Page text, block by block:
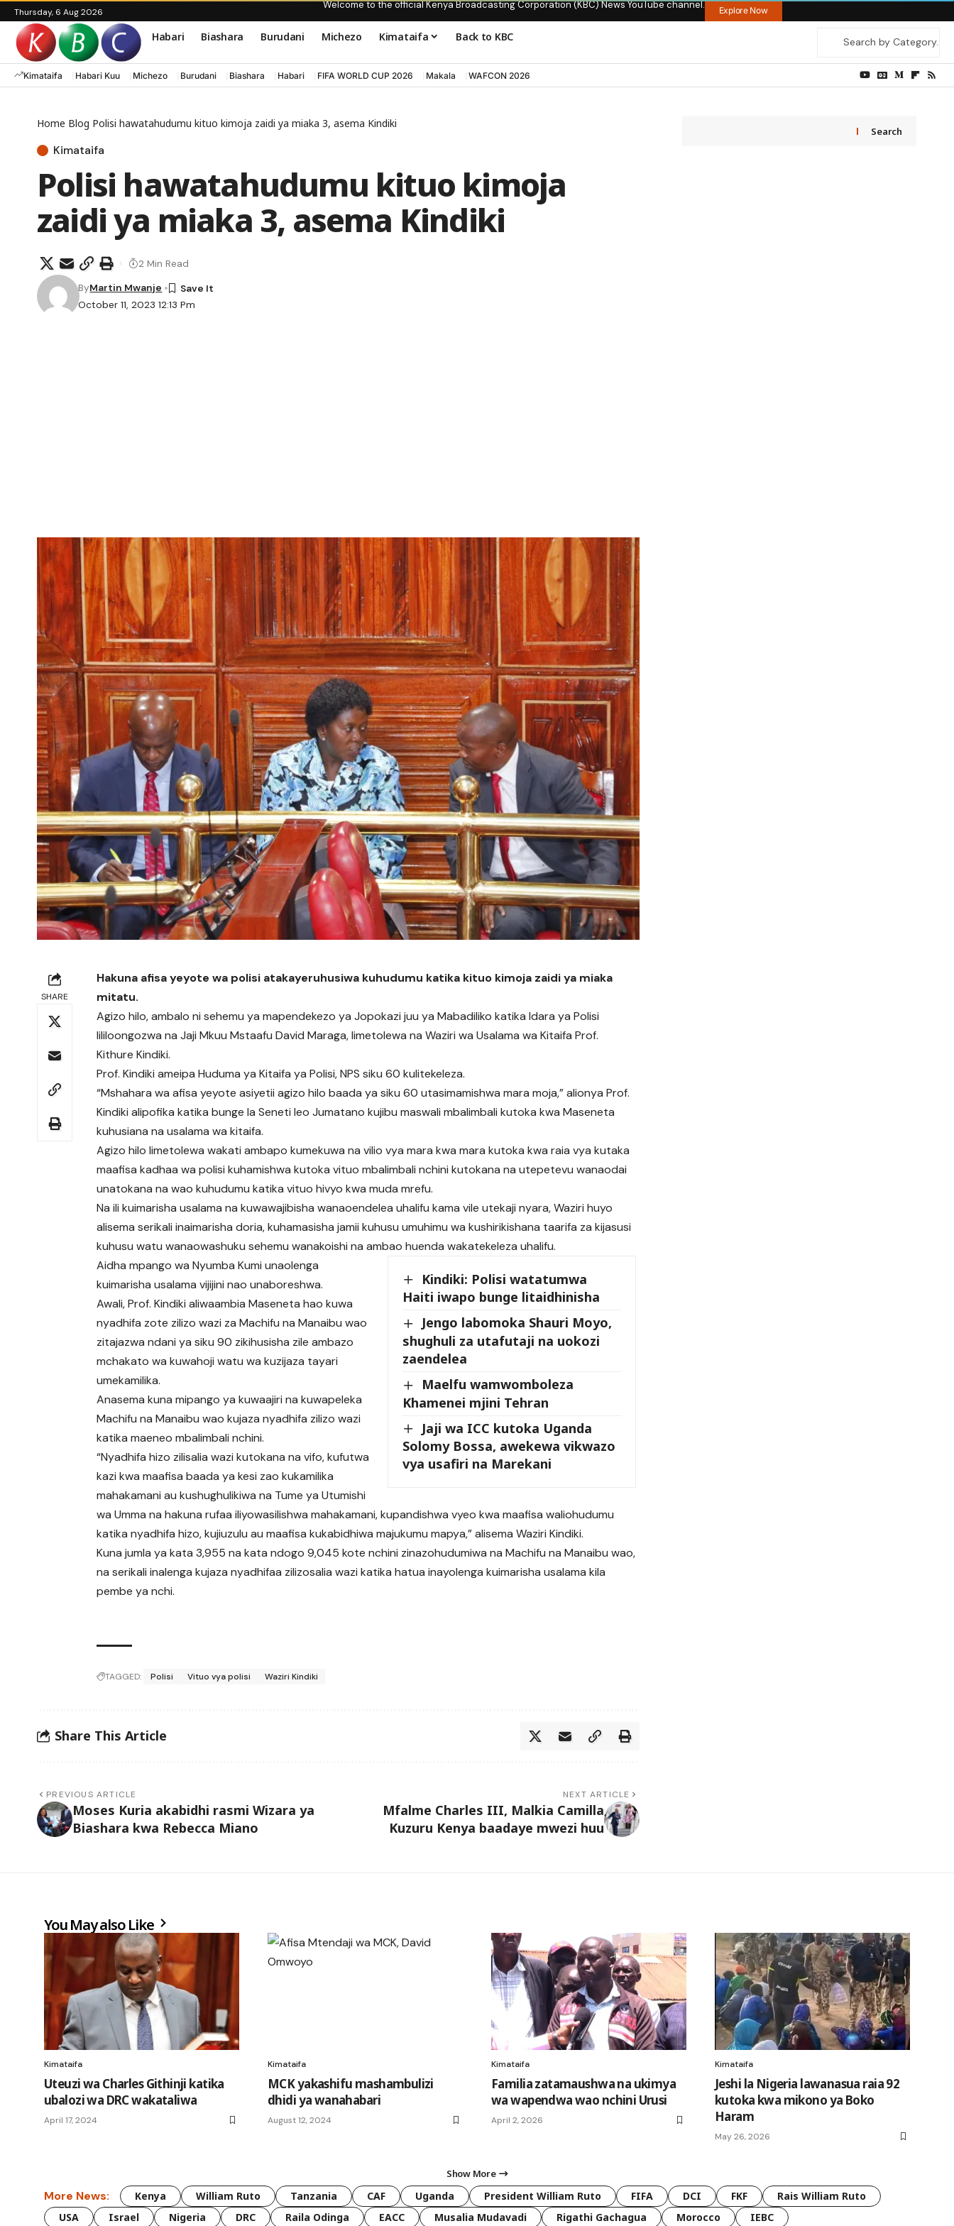
Thursday, 6 Aug 2026
Welcome to the official Kenya Broadcasting Corporation (KBC) News YouTube channel. Explore Now
Habari Biashara Burudani Michezo Kimataifa Back to KBC
Kimataifa Habari Kuu Michezo Burudani Biashara Habari FIFA WORLD CUP 2026 Makala WAFCON 2026
Home Blog Polisi hawatahudumu kituo kimoja zaidi ya miaka 3, asema Kindiki
Kimataifa
Polisi hawatahudumu kituo kimoja
zaidi ya miaka 3, asema Kindiki
October 11, 2023 12:13 Pm
ByMartin Mwanje
2 Min Read
SHARE
Hakuna afisa yeyote wa polisi atakayeruhusiwa kuhudumu katika kituo kimoja zaidi ya miaka
mitatu.
Agizo hilo, ambalo ni sehemu ya mapendekezo ya Jopokazi juu ya Mabadiliko katika Idara ya Polisi
lililoongozwa na Jaji Mkuu Mstaafu David Maraga, limetolewa na Waziri wa Usalama wa Kitaifa Prof.
Kithure Kindiki.
Prof. Kindiki ameipa Huduma ya Kitaifa ya Polisi, NPS siku 60 kulitekeleza.
“Mshahara wa afisa yeyote asiyetii agizo hilo baada ya siku 60 utasimamishwa mara moja,” alionya Prof.
Kindiki alipofika katika bunge la Seneti leo Jumatano kujibu maswali mbalimbali kutoka kwa Maseneta
kuhusiana na usalama wa kitaifa.
Agizo hilo limetolewa wakati ambapo kumekuwa na vilio vya mara kwa mara kutoka kwa raia vya kutaka
maafisa kadhaa wa polisi kuhamishwa kutoka vituo mbalimbali nchini kutokana na utepetevu wanaodai
unatokana na wao kuhudumu katika vituo hivyo kwa muda mrefu.
Na ili kuimarisha usalama na kuwawajibisha wanaoendelea uhalifu kama vile utekaji nyara, Waziri huyo
alisema serikali inaimarisha doria, kuhamasisha jamii kuhusu umuhimu wa kushirikishana taarifa za kijasusi
kuhusu watu wanaowashuku sehemu wanakoishi na ambao huenda wakatekeleza uhalifu.
Kindiki: Polisi watatumwa
Haiti iwapo bunge litaidhinisha
Jengo labomoka Shauri Moyo,
shughuli za utafutaji na uokozi
zaendelea
Maelfu wamwomboleza
Khamenei mjini Tehran
Jaji wa ICC kutoka Uganda
Solomy Bossa, awekewa vikwazo
vya usafiri na Marekani
Aidha mpango wa Nyumba Kumi unaolenga
kuimarisha usalama vijijini nao unaboreshwa.
Awali, Prof. Kindiki aliwaambia Maseneta hao kuwa
nyadhifa zote zilizo wazi za Machifu na Manaibu wao
zitajazwa ndani ya siku 90 zikihusisha zile ambazo
mchakato wa kuwahoji watu wa kuzijaza tayari
umekamilika.
Anasema kuna mipango ya kuwaajiri na kuwapeleka
Machifu na Manaibu wao kujaza nyadhifa zilizo wazi
katika maeneo mbalimbali nchini.
“Nyadhifa hizo zilisalia wazi kutokana na vifo, kufutwa
kazi kwa maafisa baada ya kesi zao kukamilika
mahakamani au kushughulikiwa na Tume ya Utumishi
wa Umma na hakuna rufaa iliyowasilishwa mahakamani, kupandishwa vyeo kwa maafisa waliohudumu
katika nyadhifa hizo, kujiuzulu au maafisa kukabidhiwa majukumu mapya,” alisema Waziri Kindiki.
Kuna jumla ya kata 3,955 na kata ndogo 9,045 kote nchini zinazohudumiwa na Machifu na Manaibu wao,
na serikali inalenga kujaza nyadhifaa zilizosalia wazi katika hatua inayolenga kuimarisha usalama kila
pembe ya nchi.
TAGGED: Polisi Vituo vya polisi Waziri Kindiki
Share This Article
PREVIOUS ARTICLE
Moses Kuria akabidhi rasmi Wizara ya
Biashara kwa Rebecca Miano
NEXT ARTICLE
Mfalme Charles III, Malkia Camilla
Kuzuru Kenya baadaye mwezi huu
Search
You May also Like
Kimataifa
Uteuzi wa Charles Githinji katika
ubalozi wa DRC wakataliwa
April 17, 2024
Kimataifa
MCK yakashifu mashambulizi
dhidi ya wanahabari
August 12, 2024
Kimataifa
Familia zatamaushwa na ukimya
wa wapendwa wao nchini Urusi
April 2, 2026
Kimataifa
Jeshi la Nigeria lawanasua raia 92
kutoka kwa mikono ya Boko
Haram
May 26, 2026
Show More
More News: Kenya William Ruto Tanzania CAF Uganda President William Ruto FIFA DCI FKF
Rais William Ruto
USA
Israel Nigeria DRC Raila Odinga EACC Musalia Mudavadi Rigathi Gachagua Morocco IEBC